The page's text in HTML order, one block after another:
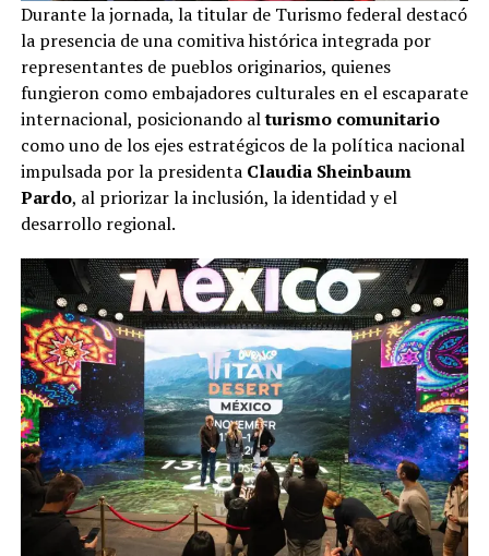
Durante la jornada, la titular de Turismo federal destacó
la presencia de una comitiva histórica integrada por
representantes de pueblos originarios, quienes
fungieron como embajadores culturales en el escaparate
internacional, posicionando alturismo comunitario
como uno de los ejes estratégicos de la política nacional
impulsada por la presidenta Claudia Sheinbaum
Pardo, al priorizar la inclusión, la identidad y el
desarrollo regional.